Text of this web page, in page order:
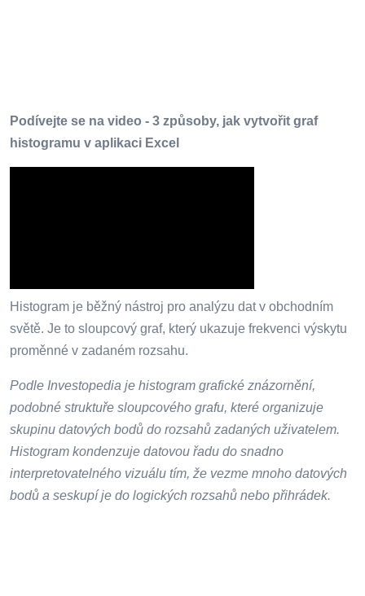
Podívejte se na video - 3 způsoby, jak vytvořit graf
histogramu v aplikaci Excel
Histogram je běžný nástroj pro analýzu dat v obchodním
světě. Je to sloupcový graf, který ukazuje frekvenci výskytu
proměnné v zadaném rozsahu.
Podle Investopedia je histogram grafické znázornění,
podobné struktuře sloupcového grafu, které organizuje
skupinu datových bodů do rozsahů zadaných uživatelem.
Histogram kondenzuje datovou řadu do snadno
interpretovatelného vizuálu tím, že vezme mnoho datových
bodů a seskupí je do logických rozsahů nebo přihrádek.